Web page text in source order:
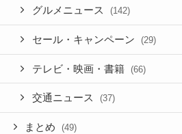
グルメニュース (142)
セール・キャンペーン (29)
テレビ・映画・書籍 (66)
交通ニュース (37)
まとめ (49)